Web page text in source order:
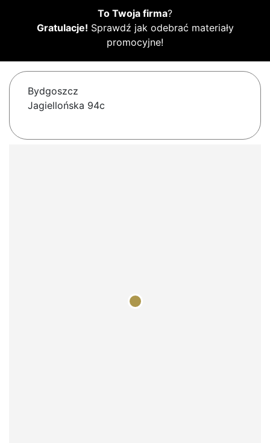
To Twoja firma?
Gratulacje! Sprawdź jak odebrać materiały
promocyjne!
Bydgoszcz
Jagiellońska 94c